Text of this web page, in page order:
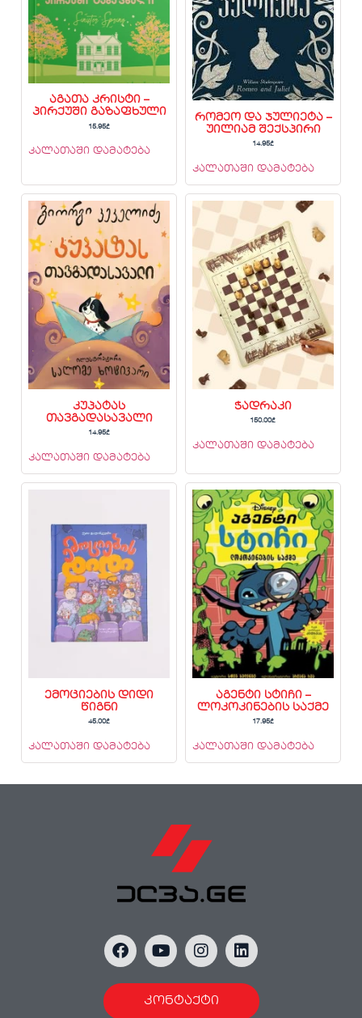
აგათა კრისტი –
პირქუში გაზაფხული
15.95₾
კალათაში დამატება
რომეო და ჯულიეტა –
უილიამ შექსპირი
14.95₾
კალათაში დამატება
კუპატას
თავგადასავალი
14.95₾
კალათაში დამატება
ჭადრაკი
150.00₾
კალათაში დამატება
ემოციების დიდი
წიგნი
45.00₾
კალათაში დამატება
აგენტი სტიჩი –
ლოკოკინების საქმე
17.95₾
კალათაში დამატება
კონტაქტი